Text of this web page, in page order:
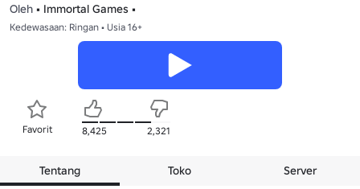
Oleh • Immortal Games •
Kedewasaan: Ringan • Usia 16+
Favorit 8,425 2,321
Tentang Toko Server